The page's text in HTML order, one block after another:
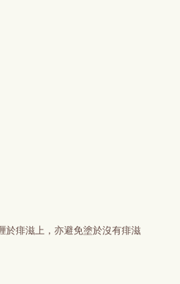
於痱滋上，亦避免塗於沒有痱滋